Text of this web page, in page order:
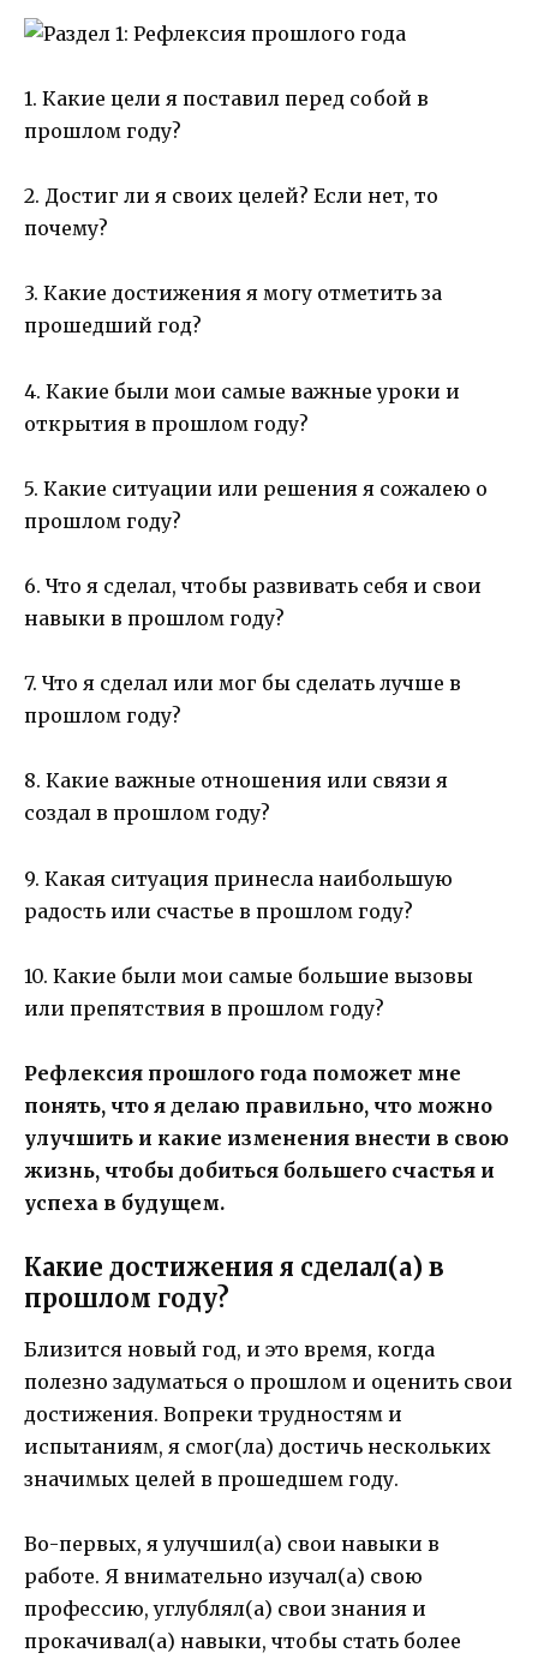
1. Какие цели я поставил перед собой в
прошлом году?
2. Достиг ли я своих целей? Если нет, то
почему?
3. Какие достижения я могу отметить за
прошедший год?
4. Какие были мои самые важные уроки и
открытия в прошлом году?
5. Какие ситуации или решения я сожалею о
прошлом году?
6. Что я сделал, чтобы развивать себя и свои
навыки в прошлом году?
7. Что я сделал или мог бы сделать лучше в
прошлом году?
8. Какие важные отношения или связи я
создал в прошлом году?
9. Какая ситуация принесла наибольшую
радость или счастье в прошлом году?
10. Какие были мои самые большие вызовы
или препятствия в прошлом году?
Рефлексия прошлого года поможет мне
понять, что я делаю правильно, что можно
улучшить и какие изменения внести в свою
жизнь, чтобы добиться большего счастья и
успеха в будущем.
Какие достижения я сделал(а) в
прошлом году?
Близится новый год, и это время, когда
полезно задуматься о прошлом и оценить свои
достижения. Вопреки трудностям и
испытаниям, я смог(ла) достичь нескольких
значимых целей в прошедшем году.
Во-первых, я улучшил(а) свои навыки в
работе. Я внимательно изучал(а) свою
профессию, углублял(а) свои знания и
прокачивал(а) навыки, чтобы стать более